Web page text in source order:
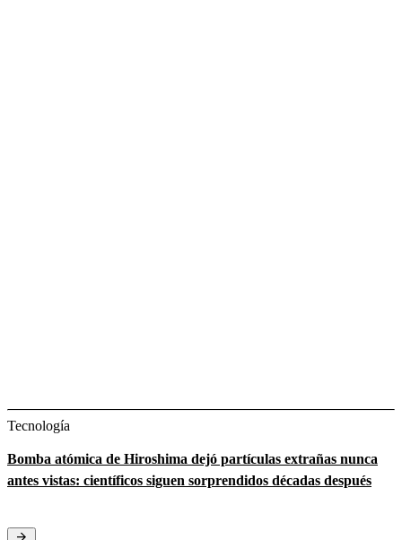
Tecnología
Bomba atómica de Hiroshima dejó partículas extrañas nunca
antes vistas: científicos siguen sorprendidos décadas después